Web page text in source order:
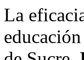
La